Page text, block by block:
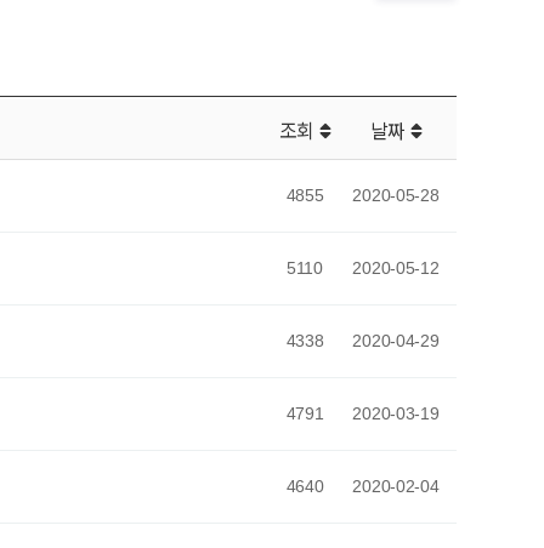
조회 날짜
4855 2020-05-28
5110 2020-05-12
4338 2020-04-29
4791 2020-03-19
4640 2020-02-04